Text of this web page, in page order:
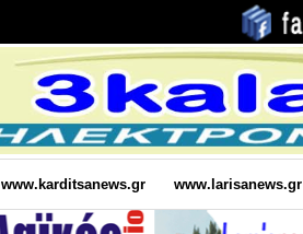
www.karditsanews.gr www.larisanews.gr